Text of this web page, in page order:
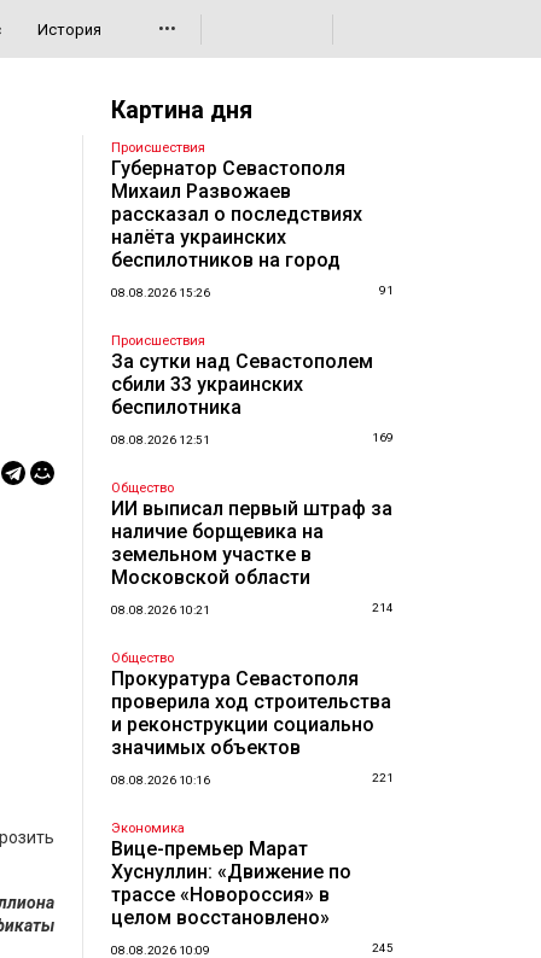
История •••
Картина дня
Происшествия
Губернатор Севастополя
Михаил Развожаев
рассказал о последствиях
налёта украинских
беспилотников на город
08.08.2026 15:26 91
Происшествия
За сутки над Севастополем
сбили 33 украинских
беспилотника
08.08.2026 12:51 169
Общество
ИИ выписал первый штраф за
наличие борщевика на
земельном участке в
Московской области
08.08.2026 10:21 214
Общество
Прокуратура Севастополя
проверила ход строительства
и реконструкции социально
значимых объектов
08.08.2026 10:16 221
Экономика
Вице-премьер Марат
Хуснуллин: «Движение по
трассе «Новороссия» в
целом восстановлено»
08.08.2026 10:09 245